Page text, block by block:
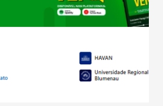
em novembro de 2025, 40% dos
com lucro e outros 40%
Já o percentual de
ficou em 19%, pouco abaixo
Outros 1% não existiam em
outubro, o faturamento também